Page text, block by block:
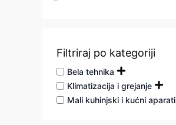
Filtriraj po kategoriji
Bela tehnika
Klimatizacija i grejanje
Mali kuhinjski i kućni aparati